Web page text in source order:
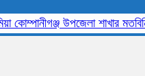
উপজেলা শাখার মতবিনিময়